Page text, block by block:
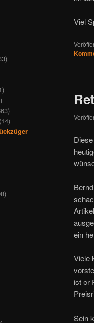
Viel
ein
Viele
ist er
Sein
(14)